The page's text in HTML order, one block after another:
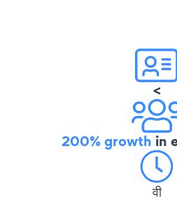
<
200% growth in
वी